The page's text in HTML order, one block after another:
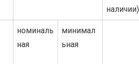
наличии)
номиналь
ная
минимал
ьная